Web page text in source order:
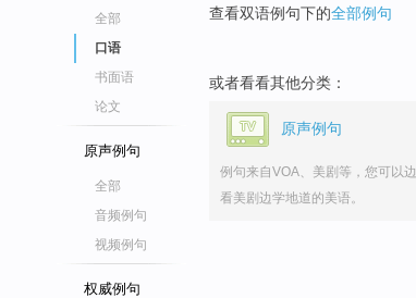
全部
口语
书面语
论文
原声例句
全部
音频例句
视频例句
权威例句
查看双语例句下的全部例句
或者看看其他分类：
原声例句
例句来自VOA、美剧等，您可以边
看美剧边学地道的美语。